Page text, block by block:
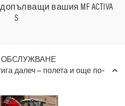
вашия MF ACTIVA
S
ОБСЛУЖВАНЕ
далеч – полета и още по-